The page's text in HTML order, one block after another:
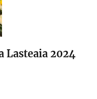
Lasteaia 2024